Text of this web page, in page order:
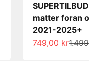
matter foran
2021-2025+
Salgspris
749,00 kr